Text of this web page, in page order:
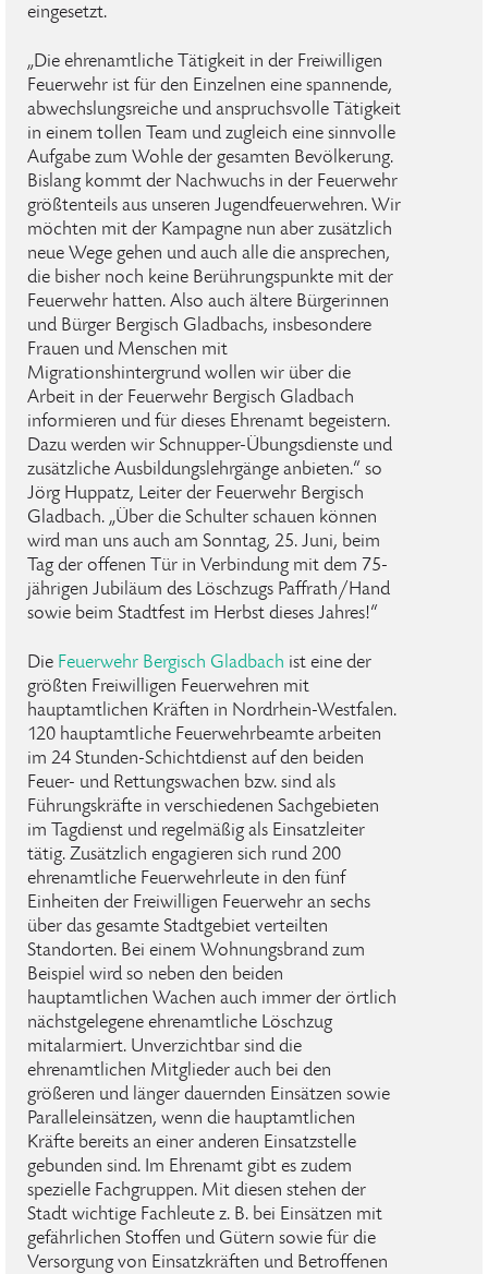
eingesetzt.
„Die ehrenamtliche Tätigkeit in der Freiwilligen
Feuerwehr ist für den Einzelnen eine spannende,
abwechslungsreiche und anspruchsvolle Tätigkeit
in einem tollen Team und zugleich eine sinnvolle
Aufgabe zum Wohle der gesamten Bevölkerung.
Bislang kommt der Nachwuchs in der Feuerwehr
größtenteils aus unseren Jugendfeuerwehren. Wir
möchten mit der Kampagne nun aber zusätzlich
neue Wege gehen und auch alle die ansprechen,
die bisher noch keine Berührungspunkte mit der
Feuerwehr hatten. Also auch ältere Bürgerinnen
und Bürger Bergisch Gladbachs, insbesondere
Frauen und Menschen mit
Migrationshintergrund wollen wir über die
Arbeit in der Feuerwehr Bergisch Gladbach
informieren und für dieses Ehrenamt begeistern.
Dazu werden wir Schnupper-Übungsdienste und
zusätzliche Ausbildungslehrgänge anbieten.“ so
Jörg Huppatz, Leiter der Feuerwehr Bergisch
Gladbach. „Über die Schulter schauen können
wird man uns auch am Sonntag, 25. Juni, beim
Tag der offenen Tür in Verbindung mit dem 75-
jährigen Jubiläum des Löschzugs Paffrath/Hand
sowie beim Stadtfest im Herbst dieses Jahres!“
Die Feuerwehr Bergisch Gladbach ist eine der
größten Freiwilligen Feuerwehren mit
hauptamtlichen Kräften in Nordrhein-Westfalen.
120 hauptamtliche Feuerwehrbeamte arbeiten
im 24 Stunden-Schichtdienst auf den beiden
Feuer- und Rettungswachen bzw. sind als
Führungskräfte in verschiedenen Sachgebieten
im Tagdienst und regelmäßig als Einsatzleiter
tätig. Zusätzlich engagieren sich rund 200
ehrenamtliche Feuerwehrleute in den fünf
Einheiten der Freiwilligen Feuerwehr an sechs
über das gesamte Stadtgebiet verteilten
Standorten. Bei einem Wohnungsbrand zum
Beispiel wird so neben den beiden
hauptamtlichen Wachen auch immer der örtlich
nächstgelegene ehrenamtliche Löschzug
mitalarmiert. Unverzichtbar sind die
ehrenamtlichen Mitglieder auch bei den
größeren und länger dauernden Einsätzen sowie
Paralleleinsätzen, wenn die hauptamtlichen
Kräfte bereits an einer anderen Einsatzstelle
gebunden sind. Im Ehrenamt gibt es zudem
spezielle Fachgruppen. Mit diesen stehen der
Stadt wichtige Fachleute z. B. bei Einsätzen mit
gefährlichen Stoffen und Gütern sowie für die
Versorgung von Einsatzkräften und Betroffenen